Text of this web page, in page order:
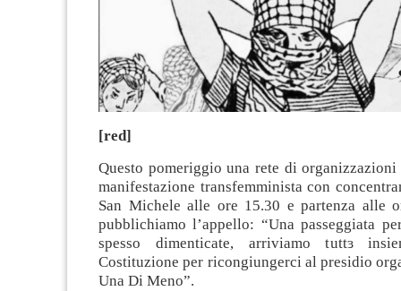
[red]
Questo pomeriggio una rete di
manifestazione transfemminista con
San Michele alle ore 15.30 e partenza alle
pubblichiamo l’appello: “Una passeggiata
spesso dimenticate, arriviamo tuttɜ
Costituzione per ricongiungerci al presidio
Una Di Meno”.